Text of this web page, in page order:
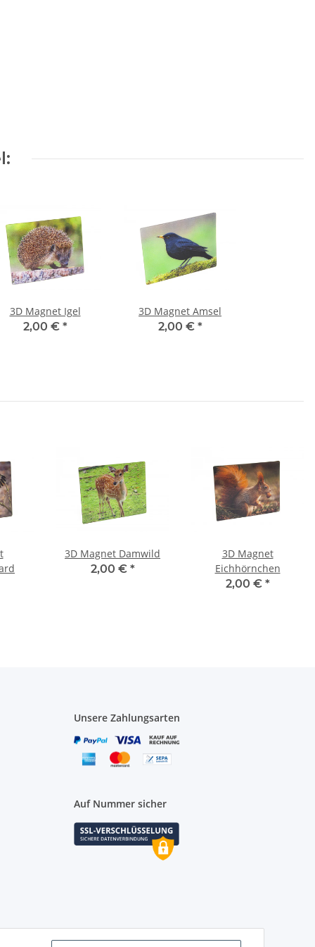
3D Magnet Igel
2,00 € *
3D Magnet Amsel
2,00 € *
3D Magnet Damwild
2,00 € *
3D Magnet
Eichhörnchen
2,00 € *
Unsere Zahlungsarten
Auf Nummer sicher